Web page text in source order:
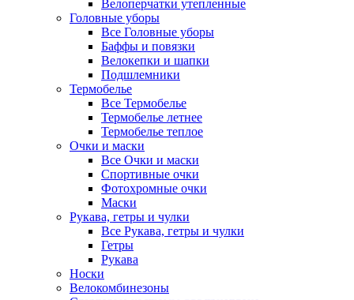
Велоперчатки утепленные
Головные уборы
Все Головные уборы
Баффы и повязки
Велокепки и шапки
Подшлемники
Термобелье
Все Термобелье
Термобелье летнее
Термобелье теплое
Очки и маски
Все Очки и маски
Спортивные очки
Фотохромные очки
Маски
Рукава, гетры и чулки
Все Рукава, гетры и чулки
Гетры
Рукава
Носки
Велокомбинезоны